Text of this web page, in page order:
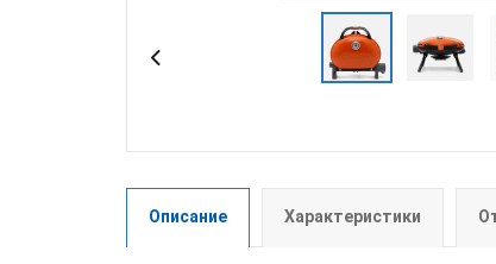
Описание Характеристики